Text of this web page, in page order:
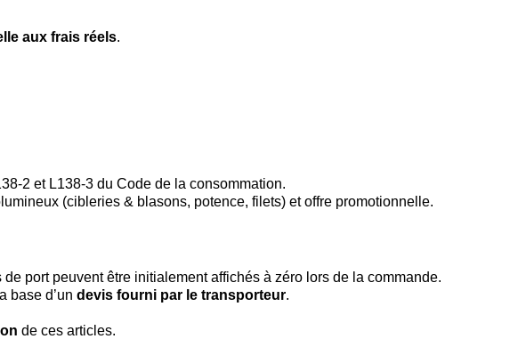
aux frais réels.
2 et L138-3 du Code de la consommation.
(cibleries & blasons, potence, filets) et offre promotionnelle.
port peuvent être initialement affichés à zéro lors de la commande.
base d’un devis fourni par le transporteur.
de ces articles.